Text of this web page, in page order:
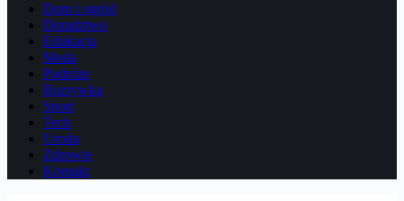
Dom i ogród
Doradztwo
Edukacja
Moda
Podróże
Rozrywka
Sport
Tech
Uroda
Zdrowie
Kontakt